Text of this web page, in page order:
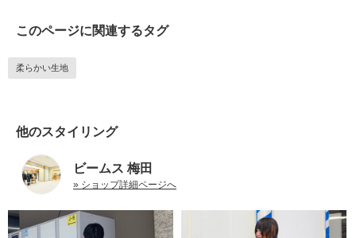
このページに関連するタグ
柔らかい生地
他のスタイリング
ビームス 梅田
» ショップ詳細ページへ